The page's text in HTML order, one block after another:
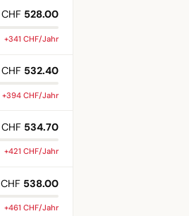
CHF 528.00
+341 CHF/Jahr
CHF 532.40
+394 CHF/Jahr
CHF 534.70
+421 CHF/Jahr
CHF 538.00
+461 CHF/Jahr